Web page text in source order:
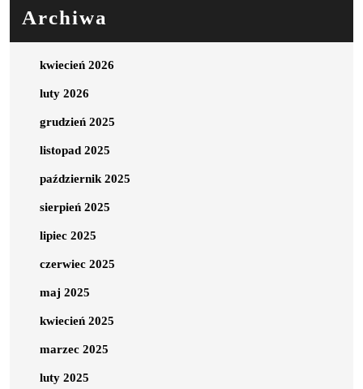
Archiwa
kwiecień 2026
luty 2026
grudzień 2025
listopad 2025
październik 2025
sierpień 2025
lipiec 2025
czerwiec 2025
maj 2025
kwiecień 2025
marzec 2025
luty 2025